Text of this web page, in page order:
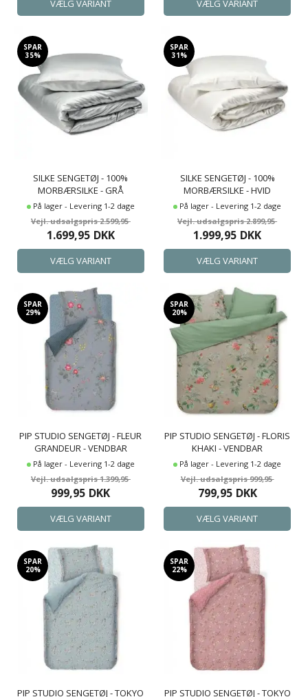
SPAR
35%
SILKE SENGETØJ - 100%
MORBÆRSILKE - GRÅ
På lager - Levering 1-2 dage
2.599,95
1.699,95 DKK
SPAR
31%
SILKE SENGETØJ - 100%
MORBÆRSILKE - HVID
På lager - Levering 1-2 dage
2.899,95
1.999,95 DKK
SPAR
29%
PIP STUDIO SENGETØJ - FLEUR
GRANDEUR - VENDBAR
DYNEBETRÆK - 100%
BOMULDS SENGESÆT
På lager - Levering 1-2 dage
1.399,95
999,95 DKK
SPAR
20%
PIP STUDIO SENGETØJ - FLORIS
KHAKI - VENDBAR
DYNEBETRÆK - 100%
BOMULDS SENGESÆT
På lager - Levering 1-2 dage
999,95
799,95 DKK
SPAR
20%
PIP STUDIO SENGETØJ - TOKYO
SPAR
22%
PIP STUDIO SENGETØJ - TOKYO